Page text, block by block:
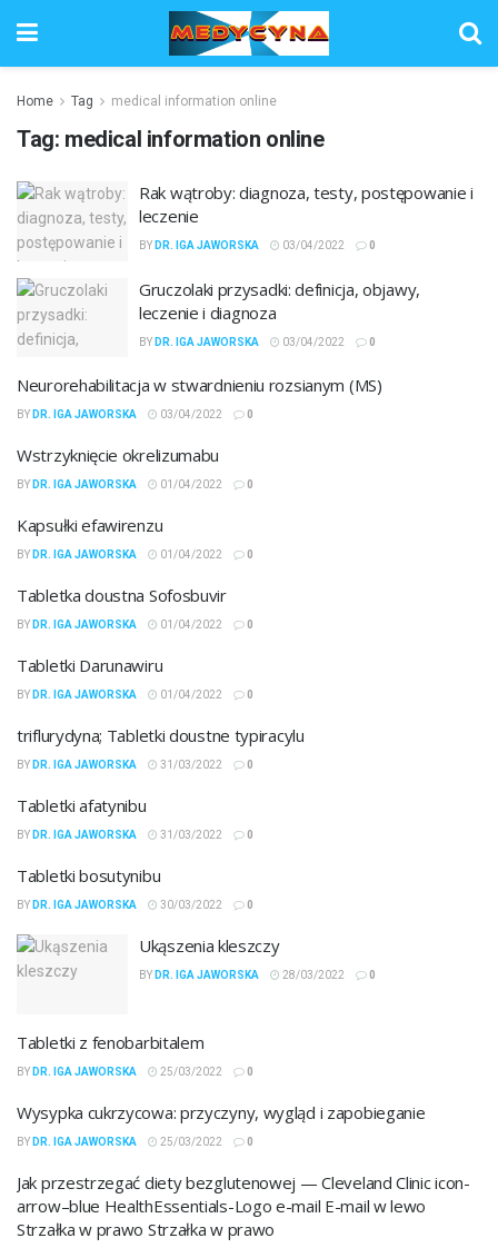
Home Tag medical information online
Tag: medical information online
Rak wątroby: diagnoza, testy, postępowanie i
leczenie
BY DR. IGA JAWORSKA 03/04/2022 0
Gruczolaki przysadki: definicja, objawy,
leczenie i diagnoza
BY DR. IGA JAWORSKA 03/04/2022 0
Neurorehabilitacja w stwardnieniu rozsianym (MS)
BY DR. IGA JAWORSKA 03/04/2022 0
Wstrzyknięcie okrelizumabu
BY DR. IGA JAWORSKA 01/04/2022 0
Kapsułki efawirenzu
BY DR. IGA JAWORSKA 01/04/2022 0
Tabletka doustna Sofosbuvir
BY DR. IGA JAWORSKA 01/04/2022 0
Tabletki Darunawiru
BY DR. IGA JAWORSKA 01/04/2022 0
triflurydyna; Tabletki doustne typiracylu
BY DR. IGA JAWORSKA 31/03/2022 0
Tabletki afatynibu
BY DR. IGA JAWORSKA 31/03/2022 0
Tabletki bosutynibu
BY DR. IGA JAWORSKA 30/03/2022 0
Ukąszenia kleszczy
BY DR. IGA JAWORSKA 28/03/2022 0
Tabletki z fenobarbitalem
BY DR. IGA JAWORSKA 25/03/2022 0
Wysypka cukrzycowa: przyczyny, wygląd i zapobieganie
BY DR. IGA JAWORSKA 25/03/2022 0
Jak przestrzegać diety bezglutenowej — Cleveland Clinic icon-
arrow–blue HealthEssentials-Logo e-mail E-mail w lewo
Strzałka w prawo Strzałka w prawo